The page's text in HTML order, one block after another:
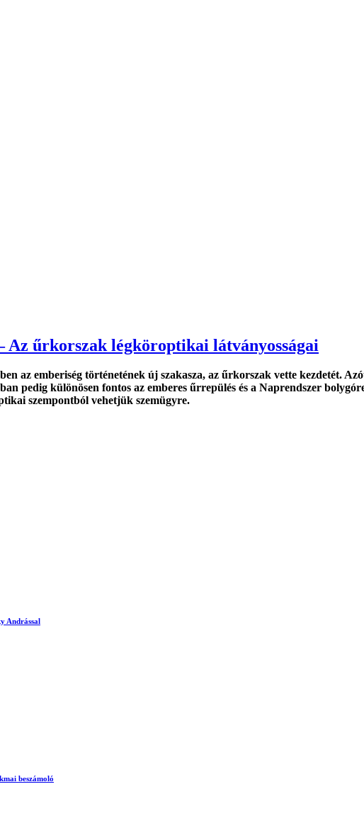
Az űrkorszak légköroptikai látványosságai
az emberiség történetének új szakasza, az űrkorszak vette kezdetét.
pedig különösen fontos az emberes űrrepülés és a Naprendszer
szempontból vehetjük szemügyre.
Andrással
beszámoló